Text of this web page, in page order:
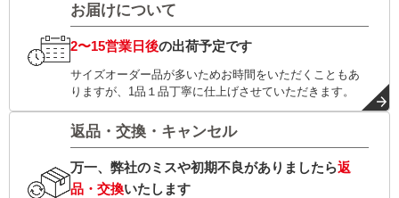
お届けについて
2〜15営業日後の出荷予定です
サイズオーダー品が多いためお時間をいただくこともあ
りますが、1品１品丁寧に仕上げさせていただきます。
返品・交換・キャンセル
万一、弊社のミスや初期不良がありましたら返
品・交換いたします